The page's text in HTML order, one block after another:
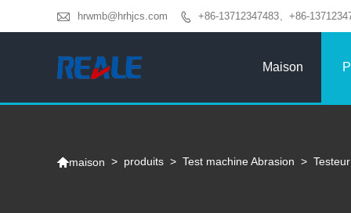
 hrwmb@hrhjcs.com  +86-13712347483、+86-
Maison
maison > produits > Test machine Abrasion >